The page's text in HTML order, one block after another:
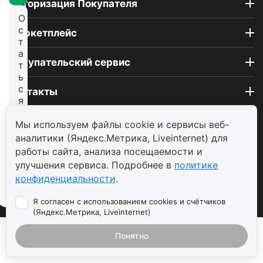
Авторизация Покупателя
Маркетплейс
Покупательский сервис
Контакты
© 2004 - 2026 ООО «ТП САВДА»
О
с
т
а
т
ь
с
я
а
с
а
й
т
е
Мы используем файлы cookie и сервисы веб-
аналитики (Яндекс.Метрика, Liveinternet) для
работы сайта, анализа посещаемости и
улучшения сервиса. Подробнее в политике
конфиденциальности.
Я согласен с использованием cookies и счётчиков
(Яндекс.Метрика, Liveinternet)
Понятно